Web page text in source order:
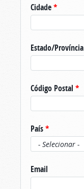
Cidade*
Estado/Província
Código Postal *
País*
Email